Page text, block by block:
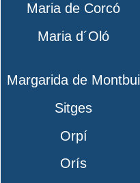
Maria de Corcó
Maria d´Oló
Margarida de Montbui
Sitges
Orpí
Orís